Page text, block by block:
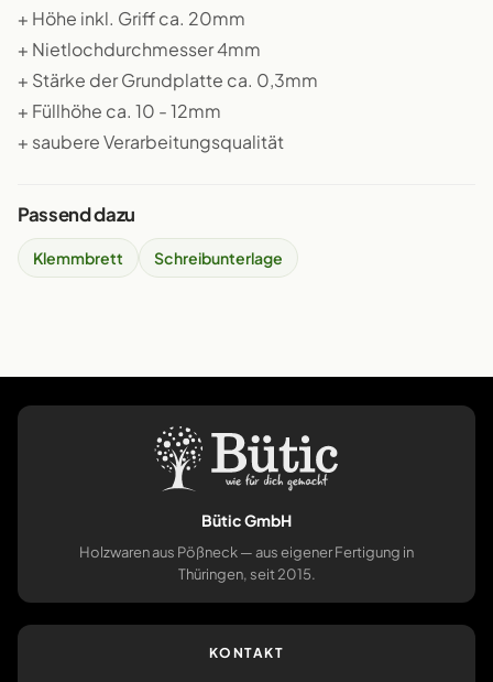
+ Höhe inkl. Griff ca. 20mm
+ Nietlochdurchmesser 4mm
+ Stärke der Grundplatte ca. 0,3mm
+ Füllhöhe ca. 10 - 12mm
+ saubere Verarbeitungsqualität
Passend dazu
Klemmbrett Schreibunterlage
Bütic GmbH
Holzwaren aus Pößneck — aus eigener Fertigung in
Thüringen, seit 2015.
KONTAKT